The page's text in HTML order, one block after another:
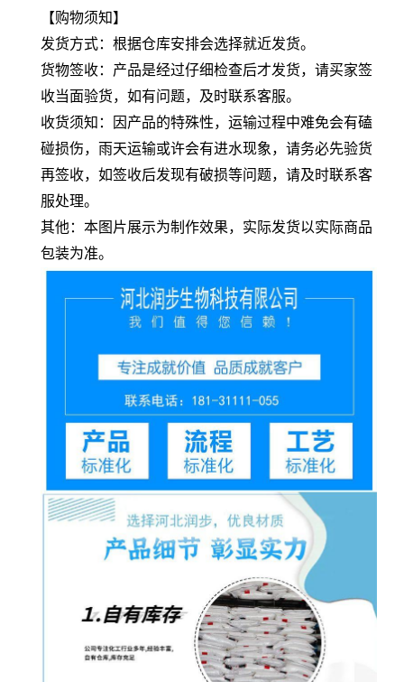
【购物须知】
发货方式：根据仓库安排会选择就近发货。
货物签收：产品是经过仔细检查后才发货，请买家签
收当面验货，如有问题，及时联系客服。
收货须知：因产品的特殊性，运输过程中难免会有磕
碰损伤，雨天运输或许会有进水现象，请务必先验货
再签收，如签收后发现有破损等问题，请及时联系客
服处理。
其他：本图片展示为制作效果，实际发货以实际商品
包装为准。